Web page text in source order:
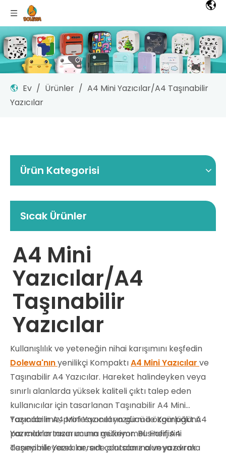
Ev / Ürünler / A4 Mini Yazıcılar/A4 Taşınabilir
Yazıcılar
Ürün Kategorisi
Sıcak Ürünler
A4 Mini
Yazıcılar/A4
Taşınabilir
Yazıcılar
Kullanışlılık ve yeteneğin nihai karışımını keşfedin
Dolewa'nınyenilikçi KompaktıA4 Mini Yazıcılar ve
Taşınabilir A4 Yazıcılar. Hareket halindeyken veya
sınırlı alanlarda yüksek kaliteli çıktı talep eden
kullanıcılar için tasarlanan Taşınabilir A4 Mini
Yazıcılarımız, profesyonel yazdırma özgürlüğünü
parmaklarınızın ucuna getiriyor. Bu Hafif A4
Taşınabilir Yazıcılar, sırt çantalarına veya evrak
Taşınabilir A4 Mini Yazıcıların gücü ile Kompakt A4
Yazıcıların tasarımının mükemmel sinerjisini
deneyimleyerek nerede olursanız olun yazdırma